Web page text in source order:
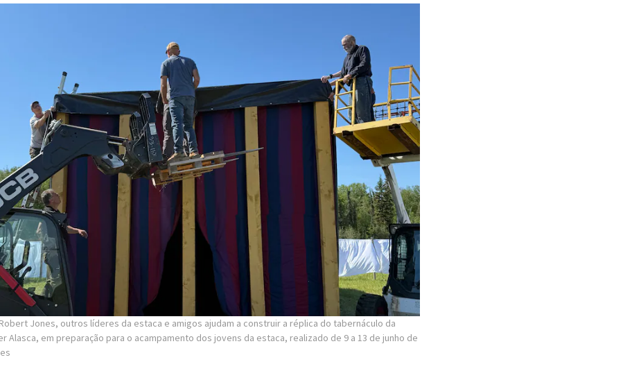
Jones, outros líderes da estaca e amigos ajudam a construir a réplica do tabernáculo da
Alasca, em preparação para o acampamento dos jovens da estaca, realizado de 9 a 13 de junho de